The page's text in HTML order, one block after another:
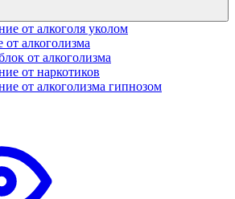
от алкоголя уколом
алкоголизма
от алкоголизма
от наркотиков
от алкоголизма гипнозом